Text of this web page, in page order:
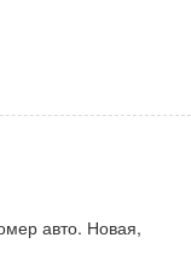
авто. Новая,